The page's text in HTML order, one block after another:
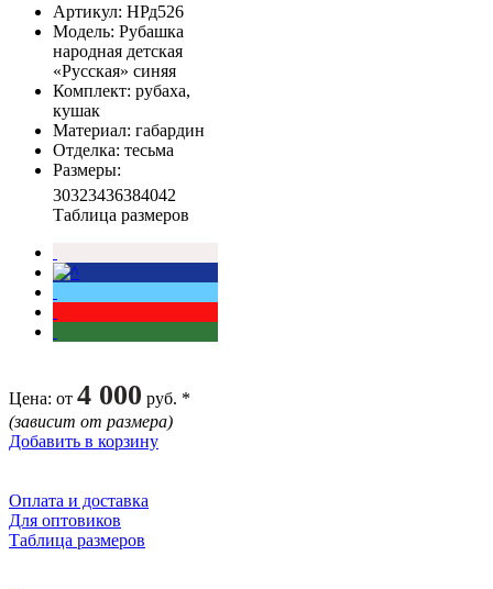
Артикул: НРд526
Модель: Рубашка
народная детская
«Русская» синяя
Комплект: рубаха,
кушак
Материал: габардин
Отделка: тесьма
Размеры:
30323436384042
Таблица размеров
Цена: от 4 000 руб. *
(зависит от размера)
Добавить в корзину
Оплата и доставка
Для оптовиков
Таблица размеров